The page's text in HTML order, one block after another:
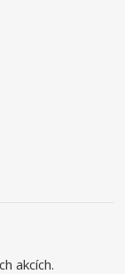
akcích.